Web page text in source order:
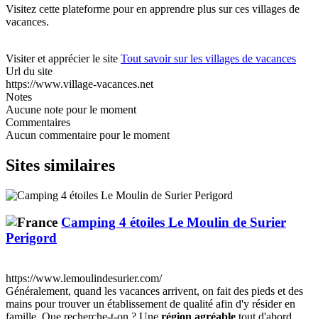
Visitez cette plateforme pour en apprendre plus sur ces villages de
vacances.
Visiter et apprécier le site Tout savoir sur les villages de vacances
Url du site
https://www.village-vacances.net
Notes
Aucune note pour le moment
Commentaires
Aucun commentaire pour le moment
Sites similaires
Camping 4 étoiles Le Moulin de Surier
Perigord
https://www.lemoulindesurier.com/
Généralement, quand les vacances arrivent, on fait des pieds et des
mains pour trouver un établissement de qualité afin d'y résider en